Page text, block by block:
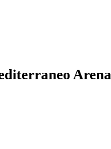
Arena